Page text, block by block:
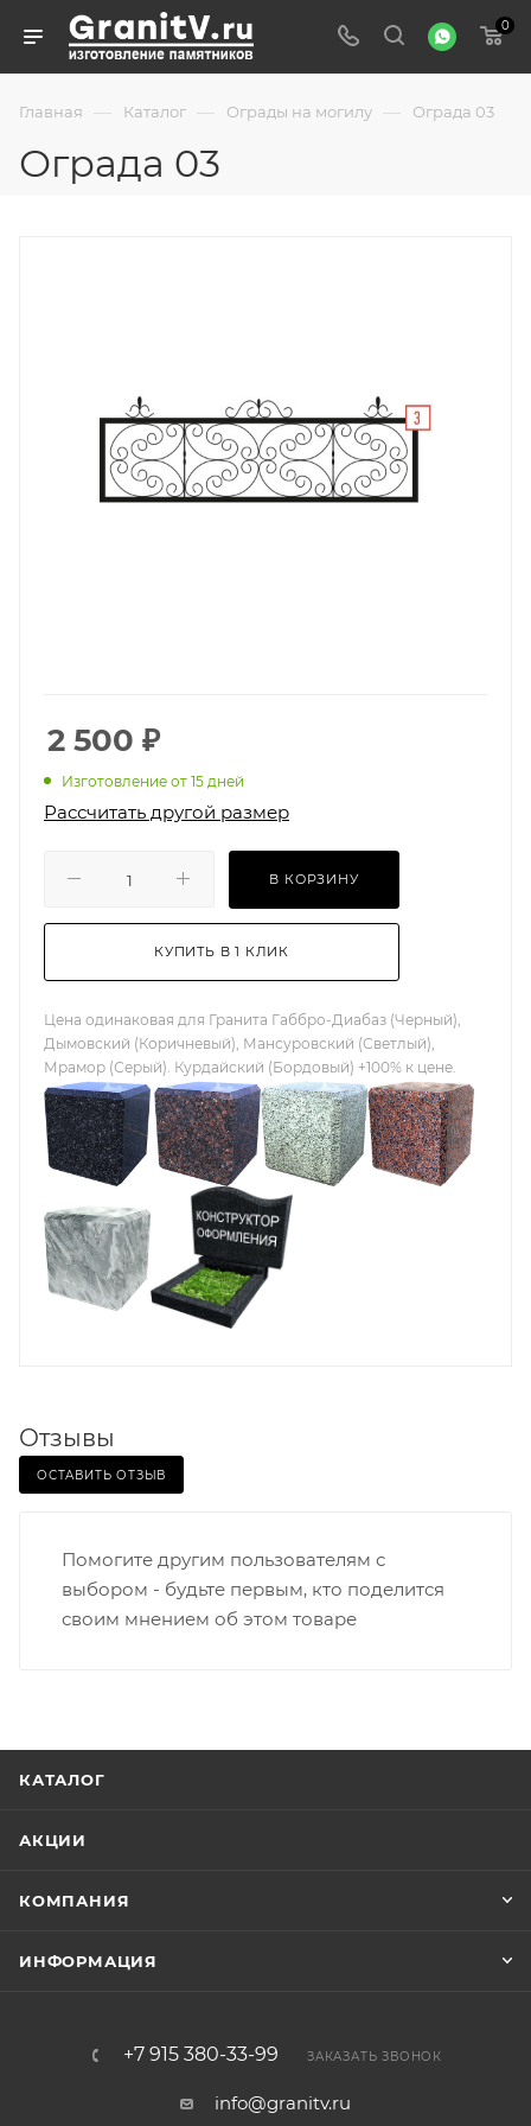
0
Главная — Каталог — Ограды на могилу — Ограда 03
Ограда 03
2 500 ₽
Изготовление от 15 дней
Рассчитать другой размер
В КОРЗИНУ
КУПИТЬ В 1 КЛИК
Цена одинаковая для Гранита Габбро-Диабаз (Черный),
Дымовский (Коричневый), Мансуровский (Светлый),
Мрамор (Серый). Курдайский (Бордовый) +100% к цене.
Отзывы
ОСТАВИТЬ ОТЗЫВ
Помогите другим пользователям с
выбором - будьте первым, кто поделится
своим мнением об этом товаре
КАТАЛОГ
АКЦИИ
КОМПАНИЯ
ИНФОРМАЦИЯ
+7 915 380-33-99 ЗАКАЗАТЬ ЗВОНОК
info@granitv.ru